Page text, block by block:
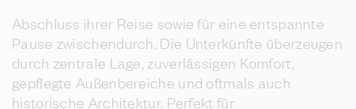
Abschluss ihrer Reise sowie für eine entspannte
Pause zwischendurch. Die Unterkünfte überzeugen
durch zentrale Lage, zuverlässigen Komfort,
gepflegte Außenbereiche und oftmals auch
historische Architektur. Perfekt für